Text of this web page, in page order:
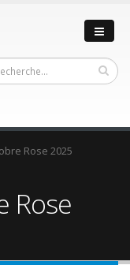
Rose 2025
Rose